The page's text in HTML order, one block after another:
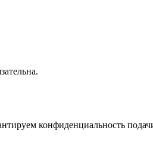
конфиденциальность